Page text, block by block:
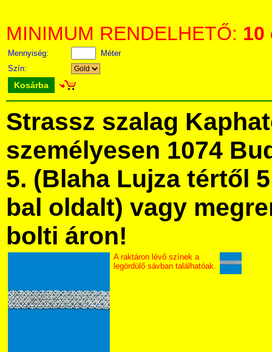
MINIMUM RENDELHETŐ: 10
Mennyiség:
Méter
Szín:
Kosárba
Strassz szalag
személyesen 1074
5. (Blaha Lujza tértől
bal oldalt) vagy
bolti áron!
A raktáron lévő színek a
legördülő sávban találhatóak.